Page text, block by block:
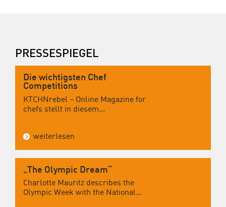
PRESSESPIEGEL
Die wichtigsten Chef
Competitions
KTCHNrebel – Online Magazine for
chefs stellt in diesem...
weiterlesen
„The Olympic Dream“
Charlotte Mauritz describes the
Olympic Week with the National...